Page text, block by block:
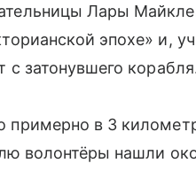
Лары
эпохе» и,
с затонувшего
примерно в 3
волонтёры нашли